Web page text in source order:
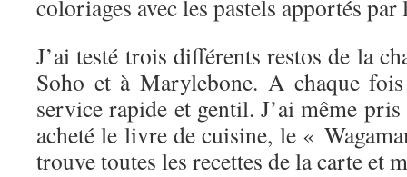
coloriages avec les pastels apportés par
J’ai testé trois différents restos de la
Soho et à Marylebone. A chaque
service rapide et gentil. J’ai même
acheté le livre de cuisine, le «
trouve toutes les recettes de la carte et